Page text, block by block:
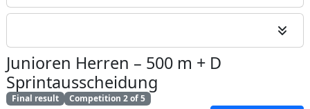
Junioren Herren – 500 m + D
Sprintausscheidung
Final result Competition 2 of 5